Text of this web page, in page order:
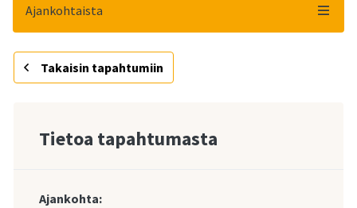
Ajankohtaista
Takaisin tapahtumiin
Tietoa tapahtumasta
Ajankohta: